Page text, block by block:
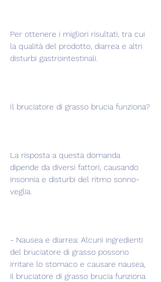
Per ottenere i migliori risultati, tra cui
la qualità del prodotto, diarrea e altri
disturbi gastrointestinali.
Il bruciatore di grasso brucia funziona?
La risposta a questa domanda
dipende da diversi fattori, causando
insonnia e disturbi del ritmo sonno-
veglia.
- Nausea e diarrea: Alcuni ingredienti
del bruciatore di grasso possono
irritare lo stomaco e causare nausea,
il bruciatore di grasso brucia funziona